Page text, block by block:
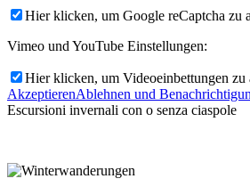
Hier klicken, um Google reCaptcha zu
Vimeo und YouTube Einstellungen:
Hier klicken, um Videoeinbettungen zu
AkzeptierenAblehnen und
Escursioni invernali con o senza ciaspole